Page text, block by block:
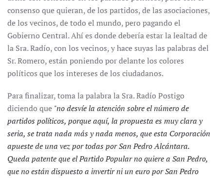
consenso que quieran, de los partidos, de las asociaciones,
de los vecinos, de todo el mundo, pero pagando el
Gobierno Central. Ahí es donde debería estar la lealtad de
la Sra. Radío, con los vecinos, y hace suyas las palabras del
Sr. Romero, están poniendo por delante los colores
políticos que los intereses de los ciudadanos.
Para finalizar, toma la palabra la Sra. Radío Postigo
diciendo que "no desvíe la atención sobre el número de
partidos políticos, porque aquí, la propuesta es muy clara y
seria, se trata nada más y nada menos, que esta Corporación
apueste de una vez por todas por San Pedro Alcántara.
Queda patente que el Partido Popular no quiere a San Pedro,
que no están dispuesto a invertir ni un euro por San Pedro